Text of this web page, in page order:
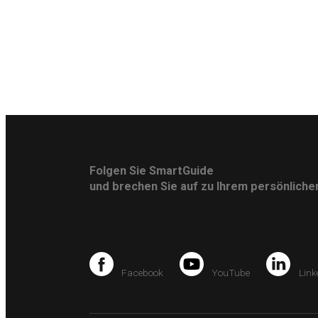
Folgen Sie SmartGuide
und brechen Sie auf zu Ihrem
Facebook YouTube